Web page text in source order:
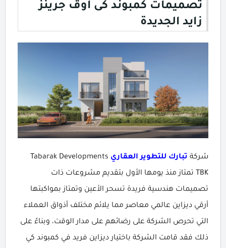
تصميمات كمبوند كى اوڤ جرينز
زايد الجديدة
شركة تبارك للتطوير العقاري Tabarak Developments
TBK تمتاز منذ يومها الأول بتقديم مشروعات ذات
تصميمات هندسية فريدة تسحر الأعين وتمتاز بمواكبتها
أرقي ديزاين عالمي معاصر مما يلائم مختلف أذواق العملاء
التي تحرص الشركة على رضائهم على مدار الوقت، وبناءً على
ذلك فقد قامت الشركة باختيار ديزاين فريد في كمبوند كي